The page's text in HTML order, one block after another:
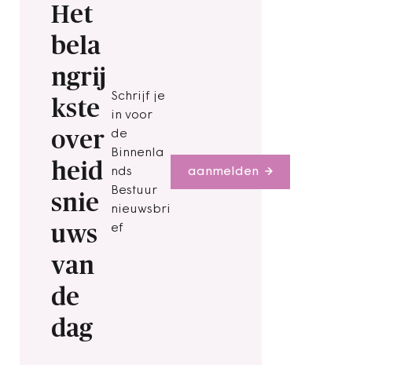
Het
bela
ngrij
kste
over
heid
snie
uws
van
de
dag
Schrijf je
in voor
de
Binnenla
nds
Bestuur
nieuwsbri
ef
aanmelden